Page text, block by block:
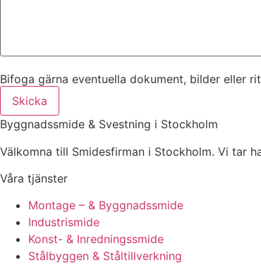
Bifoga gärna eventuella dokument, bilder eller
Skicka
Byggnadssmide & Svestning i Stockholm
Välkomna till Smidesfirman i Stockholm. Vi tar
Våra tjänster
Montage – & Byggnadssmide
Industrismide
Konst- & Inredningssmide
Stålbyggen & Ståltillverkning